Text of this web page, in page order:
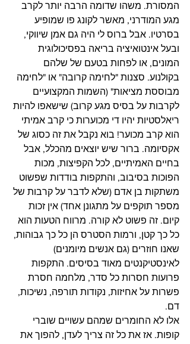
המסורת. משהו שדומה הרבה יותר לקרב
מגע המודרני, מאשר לקונג פו שמופיע
בסרטיו. אבל ברוס לי היה גם אמן שיווקי,
ובעל אינטואיציה בריאה בפסיכולוגית
המונים, או לפחות בטעם של שלהם
בקולנוע. סצנות "לחימה קרובה" או "לחימה
מבוססת מציאות" (השמות המקצועיים
לקרבות על בסיס מגע קרוב) שישאפו להיות
ריאלסטיות יהיו די מכוערות כי קרב אמיתי
הוא קרב מכוער! בוא נקבל את זה כסוג של
אקסיומה. ברור שיש יוצאים מהכלל, אבל
בחיים האמיתיים, לכל הקפיצות, מכות
הפוכות בסיבוב, והתקפות בודדות שפשוט
משתקות בן אדם (שלא לדבר על קרבות של
מספר תוקפים על מתגונן אחד) אין זכות
קיום. זה פשוט לא קורה. מרווח הטעות הוא
כל כך קטן, ורמות הסטרס הן כל כך גבוהות,
שאנו חוזרים (גם אנשים מיומנים)
לאינסטיקנטים מאוד בסיסים. התקפות
פרועות חסרות כל סדר, מלחמה חסרת
פשרות על אחיזות, נקודות תורפה, נשיכות,
דם.
אלו לא החומרים שמהם עשויים שוברי
קופות. אז את כל זה צריך לעדן, להפוך את